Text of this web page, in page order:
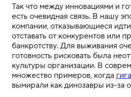
Так что между инновациями и
есть очевидная связь. В нашу
компании, отказывающиеся
отставать от конкурентов или
банкротству. Для выживания
готовность рисковать была
культуры организации. В
множество примеров, когда
вымирали как динозавры из-за